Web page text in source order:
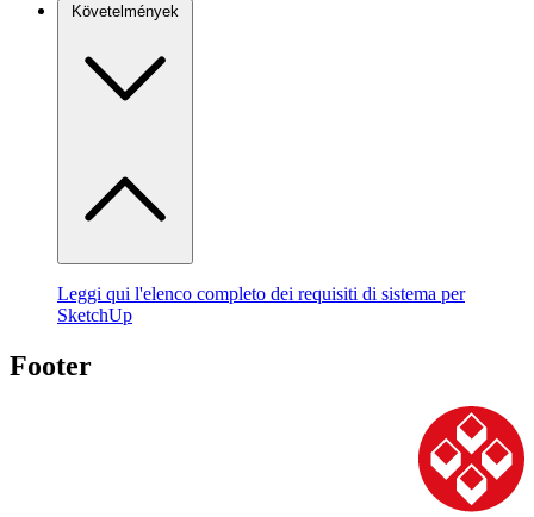
Követelmények
Leggi qui l'elenco completo dei requisiti di sistema per
SketchUp
Footer